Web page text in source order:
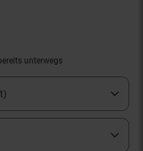
unterwegs